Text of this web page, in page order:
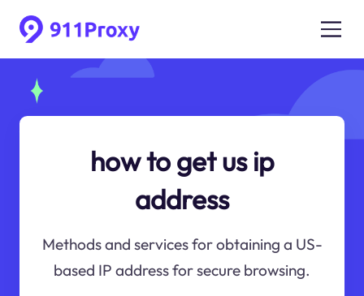
how to get us ip
address
Methods and services for obtaining a US-
based IP address for secure browsing.